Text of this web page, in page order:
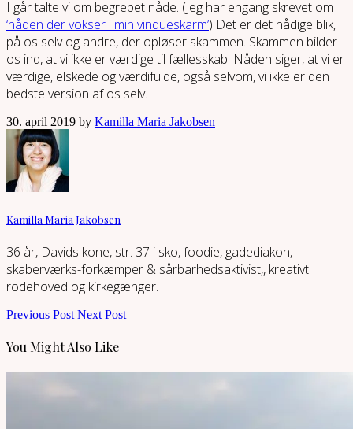
I går talte vi om begrebet nåde. (Jeg har engang skrevet om
‘nåden der vokser i min vindueskarm’) Det er det nådige blik,
på os selv og andre, der opløser skammen. Skammen bilder
os ind, at vi ikke er værdige til fællesskab. Nåden siger, at vi er
værdige, elskede og værdifulde, også selvom, vi ikke er den
bedste version af os selv.
30. april 2019 by Kamilla Maria Jakobsen
Kamilla Maria Jakobsen
36 år, Davids kone, str. 37 i sko, foodie, gadediakon,
skaberværks-forkæmper & sårbarhedsaktivist,, kreativt
rodehoved og kirkegænger.
Previous Post Next Post
You Might Also Like